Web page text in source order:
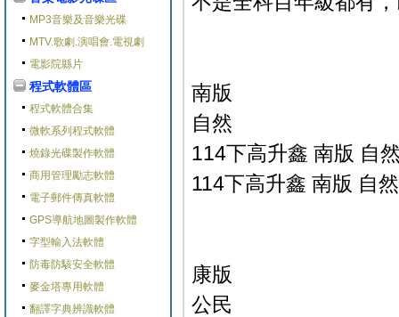
MP3音樂及音樂光碟
MTV.歌劇.演唱會.電視劇
電影院縣片
程式軟體區
程式軟體合集
微軟系列程式軟體
燒錄光碟製作軟體
商用管理勵志軟體
電子郵件傳真軟體
GPS導航地圖製作軟體
字型輸入法軟體
防毒防駭安全軟體
麥金塔專用軟體
翻譯字典辨識軟體
南版
自然
114下高升鑫 南版 自
114下高升鑫 南版 自
康版
公民